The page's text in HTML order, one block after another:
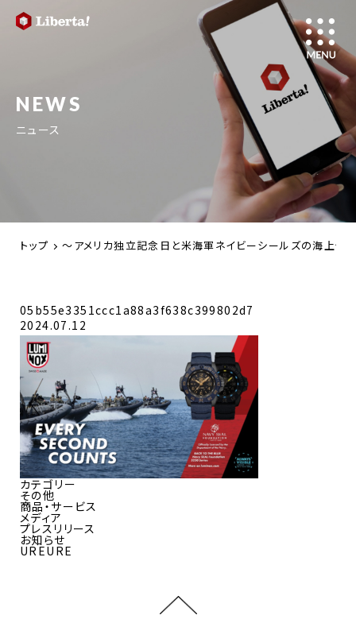
NEWS
ニュース
トップ ～アメリカ独立記念日と米海軍ネイビーシールズの海上
05b55e3351ccc1a88a3f638c399802d7
2024.07.12
カテゴリー
その他
商品・サービス
メディア
プレスリリース
お知らせ
UREURE